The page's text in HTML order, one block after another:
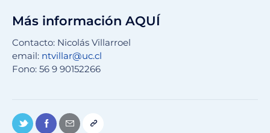
Más información AQUÍ
Contacto: Nicolás Villarroel
email: ntvillar@uc.cl
Fono: 56 9 90152266